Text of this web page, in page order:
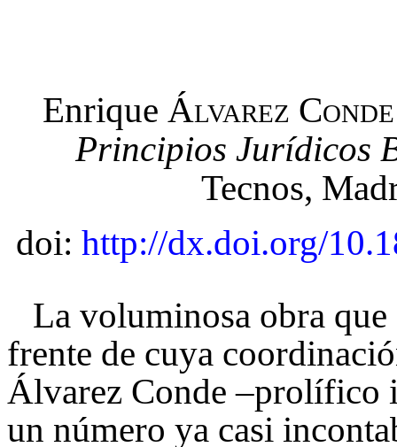
Enrique Álvarez Conde
Principios Jurídicos
Tecnos,
doi: http://dx.doi.org/
La voluminosa obra que
frente de cuya
Álvarez Conde –prolífico
un número ya casi